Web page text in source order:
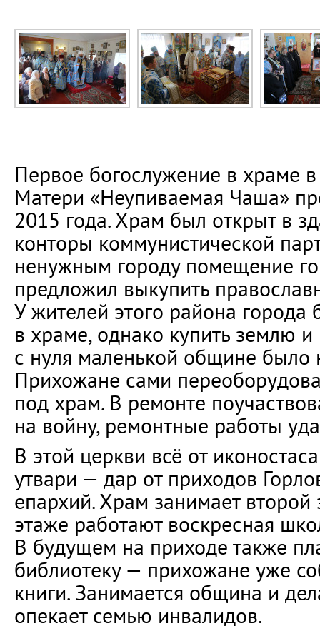
Первое богослужение в храме
Матери «Неупиваемая Чаша»
2015 года. Храм был открыт в
конторы коммунистической
ненужным городу помещение
предложил выкупить
У жителей этого района города
в храме, однако купить землю и
с нуля маленькой общине было
Прихожане сами
под храм. В ремонте
на войну, ремонтные работы
В этой церкви всё от
утвари — дар от приходов
епархий. Храм занимает
этаже работают воскресная
В будущем на приходе также
библиотеку — прихожане уже
книги. Занимается община и
опекает семью инвалидов.